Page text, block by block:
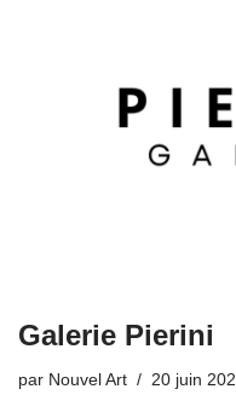
Galerie Pierini
par Nouvel Art 20 juin